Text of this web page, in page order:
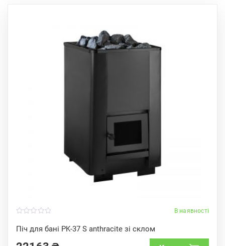
В наявності
Піч для бані PK-37 S anthracite зі склом
o
u
o